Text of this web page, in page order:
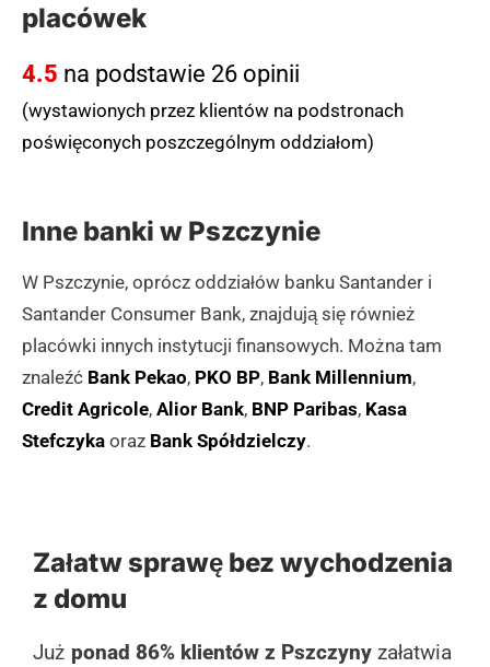
placówek
4.5 na podstawie 26 opinii
(wystawionych przez klientów na podstronach
poświęconych poszczególnym oddziałom)
Inne banki w Pszczynie
W Pszczynie, oprócz oddziałów banku Santander i
Santander Consumer Bank, znajdują się również
placówki innych instytucji finansowych. Można tam
znaleźć Bank Pekao, PKO BP, Bank Millennium,
Credit Agricole, Alior Bank, BNP Paribas, Kasa
Stefczyka oraz Bank Spółdzielczy.
Załatw sprawę bez wychodzenia
z domu
Już ponad 86% klientów z Pszczyny załatwia